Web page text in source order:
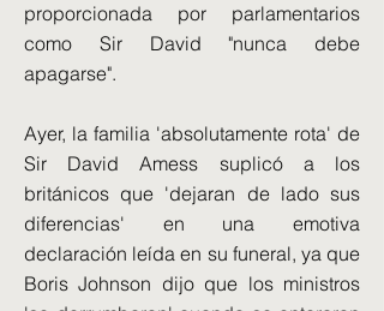
proporcionada por parlamentarios
como Sir David "nunca debe
apagarse".
Ayer, la familia 'absolutamente rota' de
Sir David Amess suplicó a los
británicos que 'dejaran de lado sus
diferencias' en una emotiva
declaración leída en su funeral, ya que
Boris Johnson dijo que los ministros